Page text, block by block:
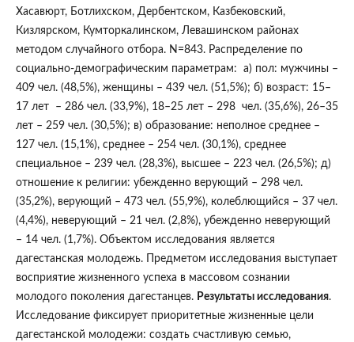
Хасавюрт, Ботлихском, Дербентском, Казбековский,
Кизлярском, Кумторкалинском, Левашинском районах
методом случайного отбора. N=843. Распределение по
социально-демографическим параметрам: а) пол: мужчины –
409 чел. (48,5%), женщины – 439 чел. (51,5%); б) возраст: 15–
17 лет – 286 чел. (33,9%), 18–25 лет – 298 чел. (35,6%), 26–35
лет – 259 чел. (30,5%); в) образование: неполное среднее –
127 чел. (15,1%), среднее – 254 чел. (30,1%), среднее
специальное – 239 чел. (28,3%), высшее – 223 чел. (26,5%); д)
отношение к религии: убежденно верующий – 298 чел.
(35,2%), верующий – 473 чел. (55,9%), колеблющийся – 37 чел.
(4,4%), неверующий – 21 чел. (2,8%), убежденно неверующий
– 14 чел. (1,7%). Объектом исследования является
дагестанская молодежь. Предметом исследования выступает
восприятие жизненного успеха в массовом сознании
молодого поколения дагестанцев. Результаты исследования.
Исследование фиксирует приоритетные жизненные цели
дагестанской молодежи: создать счастливую семью,